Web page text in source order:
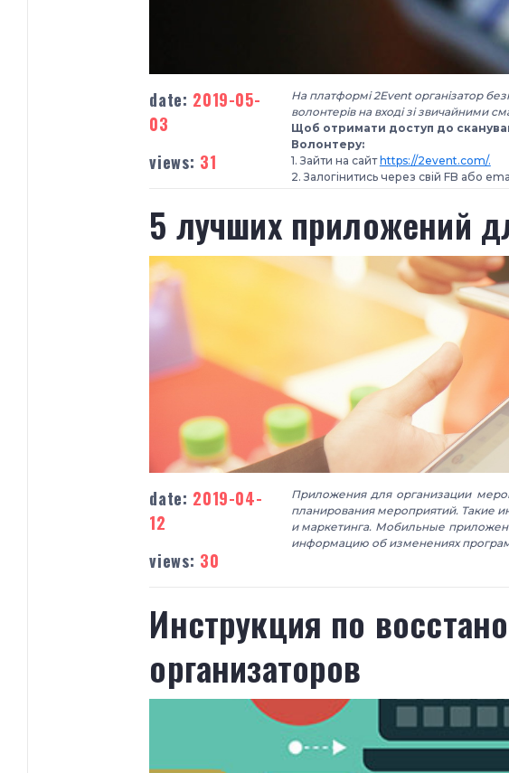
date: 2019-05-
03
views: 31
На платформі 2Event організатор
волонтерів на вході зі звичайними
Щоб отримати доступ до
Волонтеру:
1. Зайти на сайт https://2event.com/.
2. Залогінитись через свій FB або
5 лучших приложений
date: 2019-04-
12
views: 30
Приложения для организации
планирования мероприятий. Такие
и маркетинга. Мобильные
информацию об изменениях
Инструкция по
организаторов